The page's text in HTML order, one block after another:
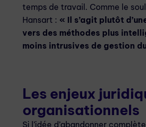
temps de travail. Comme le
Hansart : « Il s’agit plutôt
vers des méthodes plus
moins intrusives de gestion
Les enjeux
organisationnels
Si l’idée d’abandonner